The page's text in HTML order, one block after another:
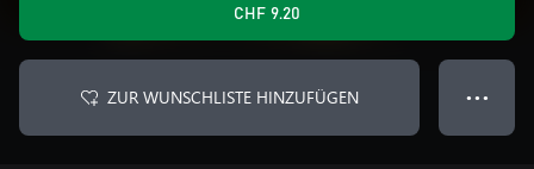
CHF 9.20
ZUR WUNSCHLISTE HINZUFÜGEN ● ● ●